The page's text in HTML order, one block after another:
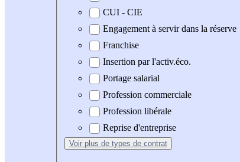
CUI - CIE
Engagement à servir dans la réserve
Franchise
Insertion par l'activ.éco.
Portage salarial
Profession commerciale
Profession libérale
Reprise d'entreprise
Voir plus de types de contrat